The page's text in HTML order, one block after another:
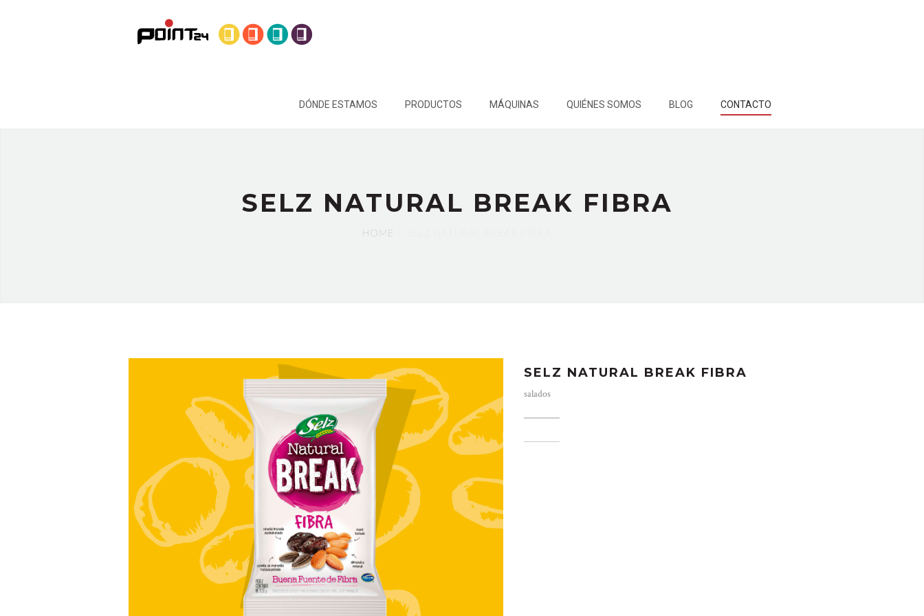
DÓNDE ESTAMOS PRODUCTOS MÁQUINAS QUIÉNES SOMOS BLOG CONTACTO
SELZ NATURAL BREAK FIBRA
HOME
SELZ NATURAL BREAK FIBRA
salados